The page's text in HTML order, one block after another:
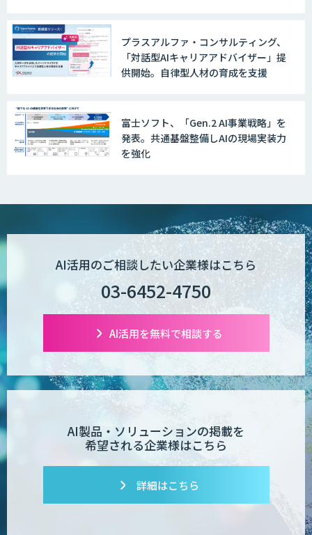
プラスアルファ・コンサルティング、
「対話型AIキャリアアドバイザー」提
供開始。自律型人材の育成を支援
富士ソフト、「Gen.2 AI事業戦略」を
発表。共通基盤整備しAIの現場実装力
を強化
AI活用のご相談したい企業様はこちら
03-6452-4750
AI活用を無料で相談する
AI製品・ソリューションの掲載を
希望される企業様はこちら
詳細はこちら